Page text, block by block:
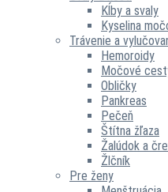
Kĺby a svaly
Kyselina
Trávenie a
Hemoroidy
Močové
Obličky
Pankreas
Pečeň
Štítna žľaza
Žalúdok a
Žlčník
Pre ženy